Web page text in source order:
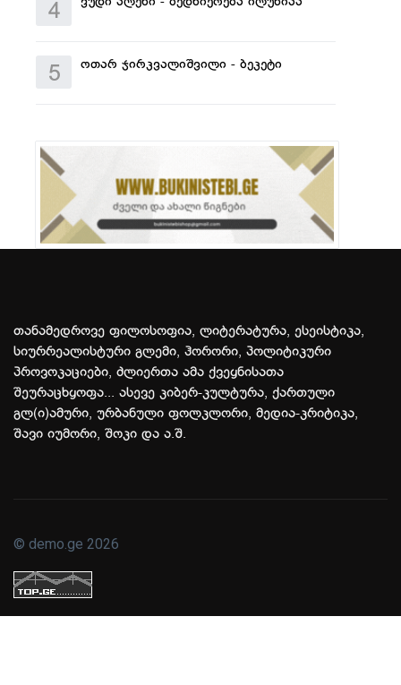
4
5 ოთარ ჯირკვალიშვილი - ბეკეტი
თანამედროვე ფილოსოფია, ლიტერატურა, ესეისტიკა,
სიურრეალისტური გლემი, ჰორორი, პოლიტიკური
პროვოკაციები, ძლიერთა ამა ქვეყნისათა
შეურაცხყოფა... ასევე კიბერ-კულტურა, ქართული
გლ(ი)ამური, ურბანული ფოლკლორი, მედია-კრიტიკა,
შავი იუმორი, შოკი და ა.შ.
© demo.ge 2026